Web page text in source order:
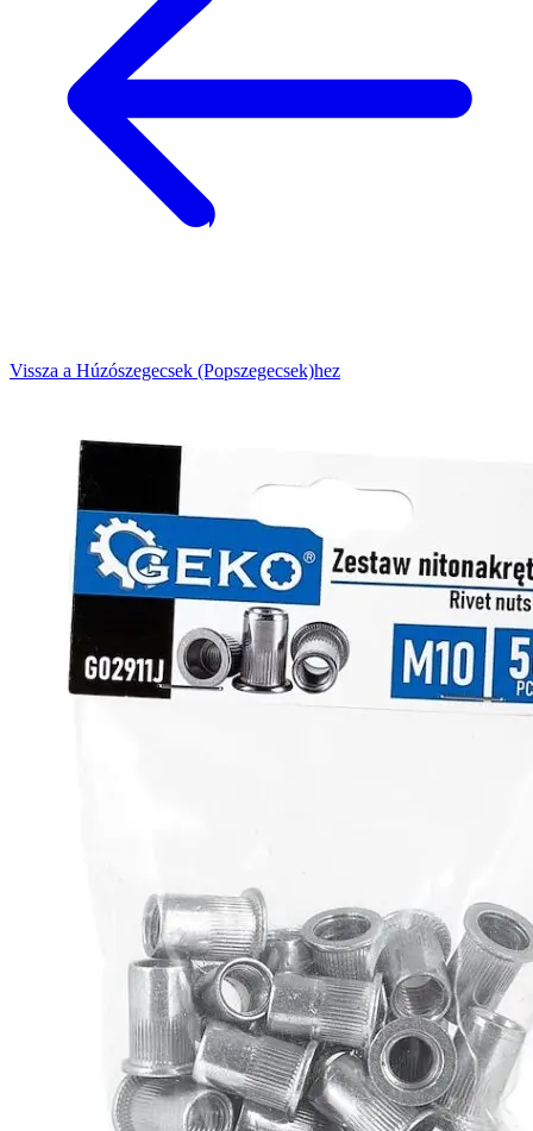
Vissza a Húzószegecsek (Popszegecsek)hez